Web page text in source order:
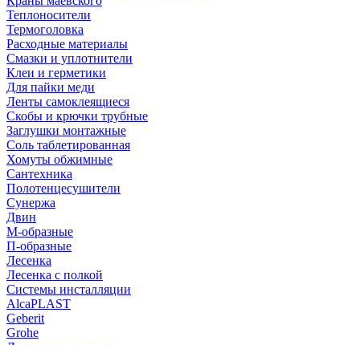
Теплоносители
Термоголовка
Расходные материалы
Смазки и уплотнители
Клеи и герметики
Для пайки меди
Ленты самоклеящиеся
Скобы и крючки трубные
Заглушки монтажные
Соль таблетированная
Хомуты обжимные
Сантехника
Полотенцесушители
Сунержа
Двин
М-образные
П-образные
Лесенка
Лесенка с полкой
Системы инсталляции
AlcaPLAST
Geberit
Grohe